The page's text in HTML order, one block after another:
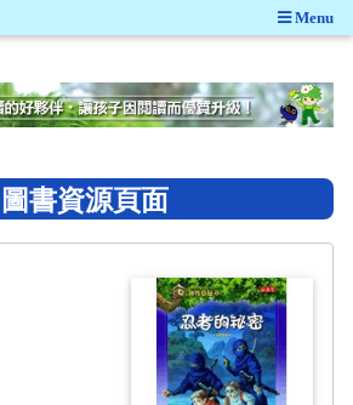
Menu
圖書資源頁面